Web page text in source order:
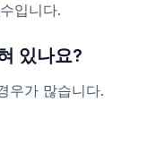
입니다.
있나요?
우가 많습니다.